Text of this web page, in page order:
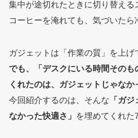
集中が途切れたときに切り替える
コーヒーを淹れても、気づいたら
ガジェットは「作業の質」を上げ
でも、「デスクにいる時間そのも
くれたのは、ガジェットじゃなか
今回紹介するのは、そんな 「ガ
なかった快適さ」 を埋めてくれた